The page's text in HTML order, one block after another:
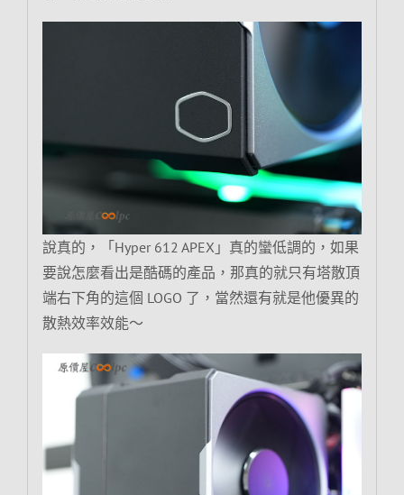
說真的，「Hyper 612 APEX」真的蠻低調的，如果
要說怎麼看出是酷碼的產品，那真的就只有塔散頂
端右下角的這個 LOGO 了，當然還有就是他優異的
散熱效率效能～